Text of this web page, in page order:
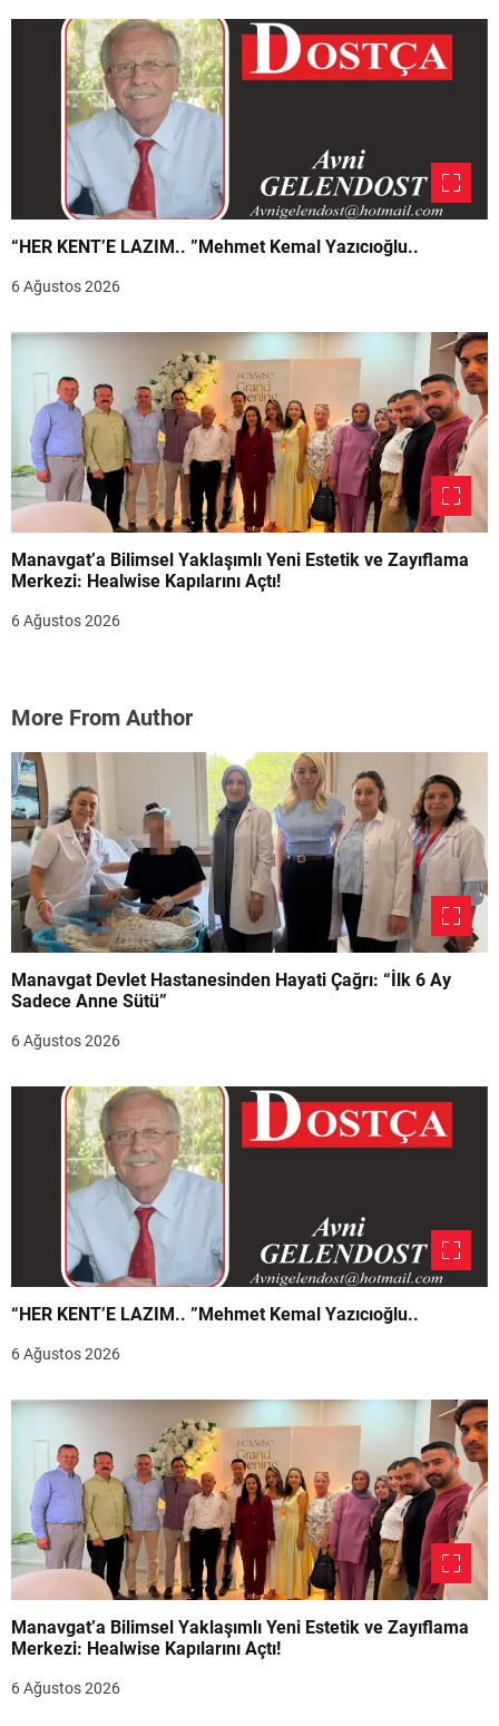
“HER KENT’E LAZIM.. ”Mehmet Kemal Yazıcıoğlu..
6 Ağustos 2026
Manavgat’a Bilimsel Yaklaşımlı Yeni Estetik ve Zayıflama
Merkezi: Healwise Kapılarını Açtı!
6 Ağustos 2026
More From Author
Manavgat Devlet Hastanesinden Hayati Çağrı: “İlk 6 Ay
Sadece Anne Sütü”
6 Ağustos 2026
“HER KENT’E LAZIM.. ”Mehmet Kemal Yazıcıoğlu..
6 Ağustos 2026
Manavgat’a Bilimsel Yaklaşımlı Yeni Estetik ve Zayıflama
Merkezi: Healwise Kapılarını Açtı!
6 Ağustos 2026